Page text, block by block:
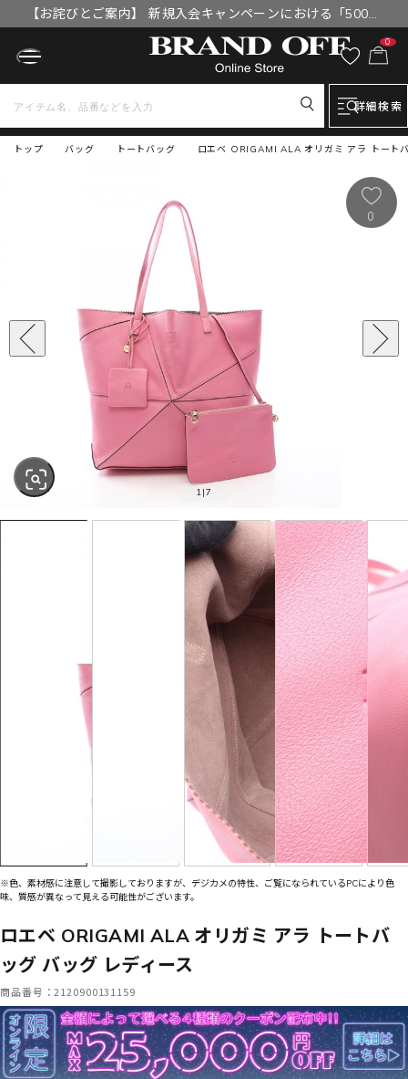
【お詫びとご案内】 新規入会キャンペーンにおける「500円
OFFクーポン」付与漏れと補填について
0
詳細検索
トップ ロエベ ORIGAMI ALA オリガミ アラ トート
バッグ トートバッグ
SOLD OUT
1 |7
0
※色、素材感に注意して撮影しておりますが、デジカメの特性、ご覧になられているPCにより色
味、質感が異なって見える可能性がございます。
ロエベ ORIGAMI ALA オリガミ アラ トートバ
ッグ バッグ レディース
商品番号：2120900131159